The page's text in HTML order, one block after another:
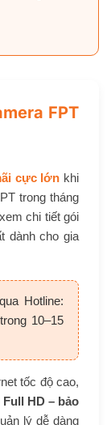
FPT
cực lớn khi
trong tháng
chi tiết gói
dành cho gia
Hotline:
10–15
tốc độ cao,
HD – bảo
lý dễ dàng